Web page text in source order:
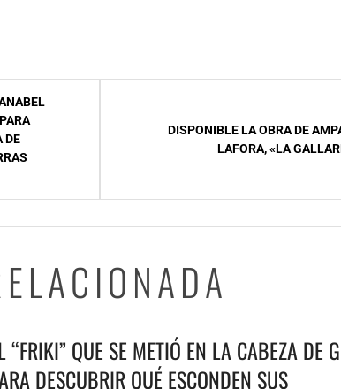
DE
DISPONIBLE LA OBRA DE
LAFORA, «LA
“FRIKI” QUE SE METIÓ EN LA CABEZA DE
DESCUBRIR QUÉ ESCONDEN SUS